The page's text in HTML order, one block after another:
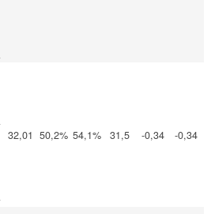
32,01 50,2% 54,1% 31,5 -0,34 -0,34